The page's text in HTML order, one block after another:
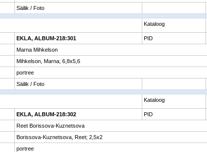
Säilik / Foto
Kataloog
EKLA, ALBUM-218:301 PID
Marna Mihkelson
Mihkelson, Marna; 6,8x5,6
portree
Säilik / Foto
Kataloog
EKLA, ALBUM-218:302 PID
Reet Borissova-Kuznetsova
Borissova-Kuznetsova, Reet; 2,5x2
portree